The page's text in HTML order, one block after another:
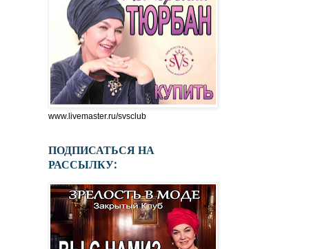
www.livemaster.ru/svsclub
ПОДПИСАТЬСЯ НА
РАССЫЛКУ: